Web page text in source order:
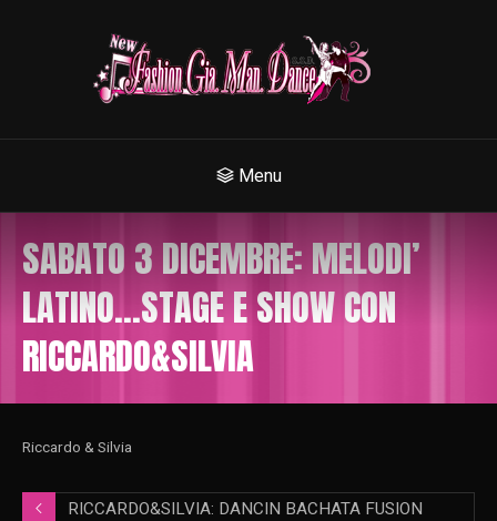
Menu
SABATO 3 DICEMBRE: MELODI’
LATINO…STAGE E SHOW CON
RICCARDO&SILVIA
Riccardo & Silvia
RICCARDO&SILVIA: DANCIN BACHATA FUSION